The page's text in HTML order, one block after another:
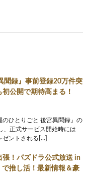
聞録』事前登録20万件突
公開で期待高まる！
ひとりごと 後宮異聞録』の
、正式サービス開始時には
ゼントされる[…]
張！パズドラ公式放送 in
で推し活！最新情報＆豪